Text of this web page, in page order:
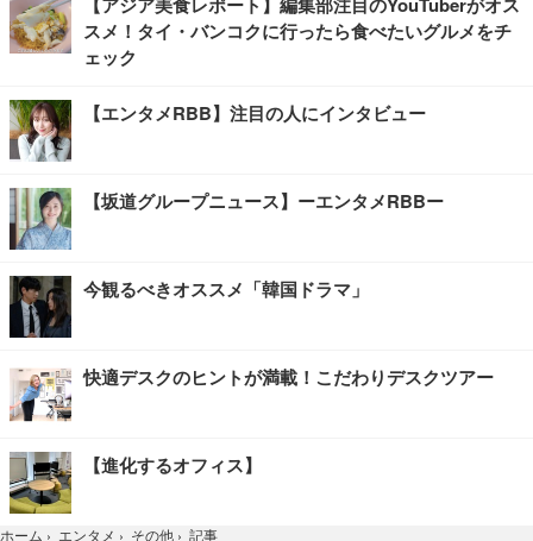
スメ！タイ・バンコクに行ったら食べたいグルメをチ
ェック
【エンタメRBB】注目の人にインタビュー
【坂道グループニュース】ーエンタメRBBー
今観るべきオススメ「韓国ドラマ」
快適デスクのヒントが満載！こだわりデスクツアー
【進化するオフィス】
ホーム › エンタメ › その他 › 記事